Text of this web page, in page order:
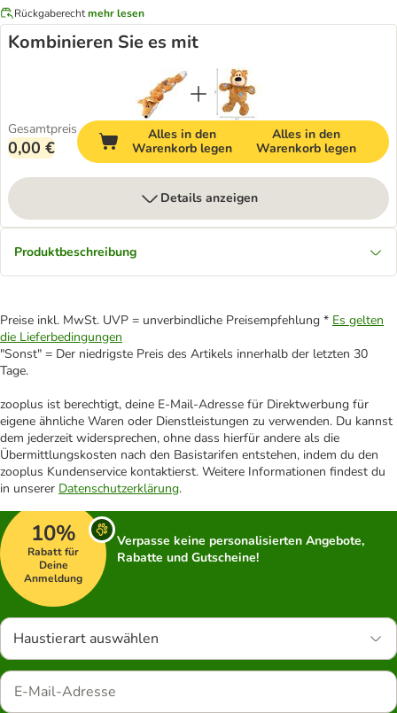
Rückgaberechtmehr lesen
Kombinieren Sie es mit
Gesamtpreis
0,00 €
Alles in den
Warenkorb legen
Alles in den
Warenkorb legen
Details anzeigen
Produktbeschreibung
Preise inkl. MwSt. UVP = unverbindliche Preisempfehlung * Es gelten
die Lieferbedingungen
"Sonst" = Der niedrigste Preis des Artikels innerhalb der letzten 30
Tage.
zooplus ist berechtigt, deine E-Mail-Adresse für Direktwerbung für
eigene ähnliche Waren oder Dienstleistungen zu verwenden. Du kannst
dem jederzeit widersprechen, ohne dass hierfür andere als die
Übermittlungskosten nach den Basistarifen entstehen, indem du den
zooplus Kundenservice kontaktierst. Weitere Informationen findest du
in unserer Datenschutzerklärung.
10%
Rabatt für
Deine
Anmeldung
Verpasse keine personalisierten Angebote,
Rabatte und Gutscheine!
Haustierart auswählen